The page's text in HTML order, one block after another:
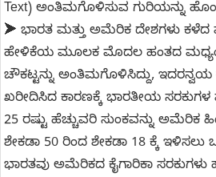
Text) ಅಂತಿಮಗೊಳಿಸುವ ಗುರಿಯನ್ನು
➤ ಭಾರತ ಮತ್ತು ಅಮೆರಿಕ ದೇಶಗಳು ಕಳೆದ
ಹೇಳಿಕೆಯ ಮೂಲಕ ಮೊದಲ ಹಂತದ
ಚೌಕಟ್ಟನ್ನು ಅಂತಿಮಗೊಳಿಸಿದ್ದು, ಇದರನ್ವಯ
ಖರೀದಿಸಿದ ಕಾರಣಕ್ಕೆ ಭಾರತೀಯ ಸರಕುಗಳ
25 ರಷ್ಟು ಹೆಚ್ಚುವರಿ ಸುಂಕವನ್ನು ಅಮೆರಿಕ
ಶೇಕಡಾ 50 ರಿಂದ ಶೇಕಡಾ 18 ಕ್ಕೆ
ಭಾರತವು ಅಮೆರಿಕದ ಕೈಗಾರಿಕಾ